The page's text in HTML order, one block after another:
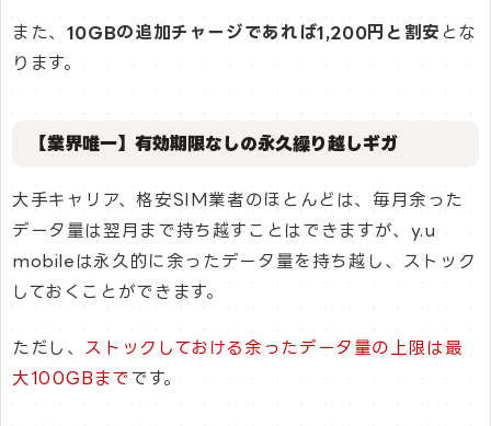
また、 10GBの追加チャージであれば1,200円と割安 とな
ります。
【業界唯一】有効期限なしの永久繰り越しギガ
大手キャリア、格安SIM業者のほとんどは、毎月余った
データ量は翌月まで持ち越すことはできますが、y.u
mobileは永久的に余ったデータ量を持ち越し、ストック
しておくことができます。
ただし、 ストックしておける余ったデータ量の上限は最
大100GBまでです。